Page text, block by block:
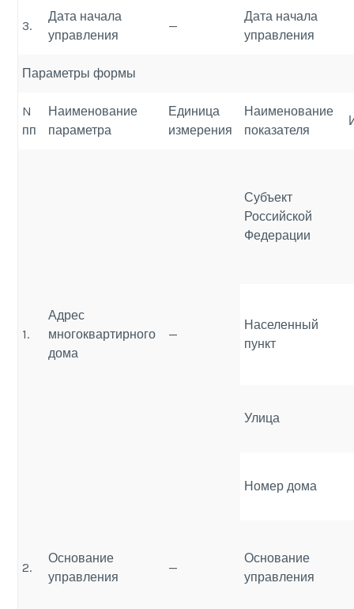
3.
Дата начала
управления
—
Дата начала
управления
Параметры формы
N
пп
Наименование
параметра
Единица
измерения
Наименование
показателя
1.
Адрес
многоквартирного
дома
—
Субъект
Российской
Федерации
Населенный
пункт
Улица
Номер дома
2.
Основание
управления
—
Основание
управления